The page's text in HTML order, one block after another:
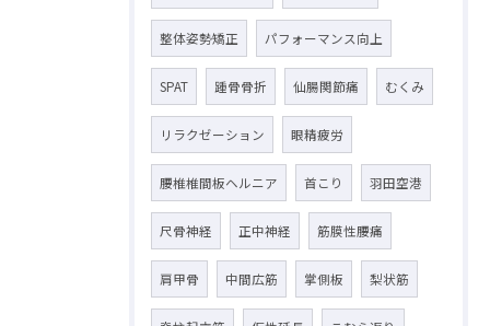
整体姿勢矯正 パフォーマンス向上
SPAT 踵骨骨折 仙腸関節痛 むくみ
リラクゼーション 眼精疲労
腰椎椎間板ヘルニア 首こり 羽田空港
尺骨神経 正中神経 筋膜性腰痛
肩甲骨 中間広筋 掌側板 梨状筋